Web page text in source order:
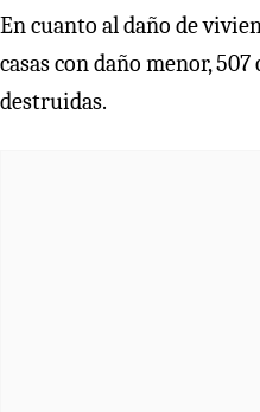
En cuanto al daño de
casas con daño menor,
destruidas.